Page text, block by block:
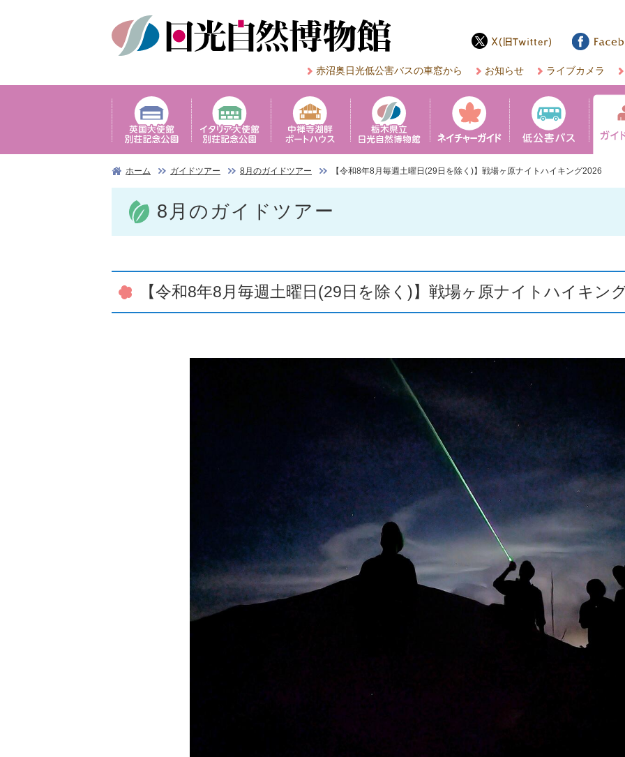
赤沼奥日光低公害バスの車窓から お知らせ ライブカメラ
ホーム ガイドツアー 8月のガイドツアー 【令和8年8月毎週土曜日(29日を除く)】戦場ヶ原ナイトハイキング2026
8月のガイドツアー
【令和8年8月毎週土曜日(29日を除く)】戦場ヶ原ナイトハイキン